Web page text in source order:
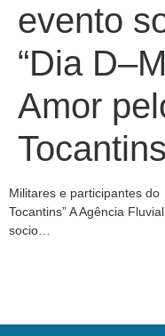
evento
“Dia
Amor
Militares e participantes
Tocantins” A Agência
socio…